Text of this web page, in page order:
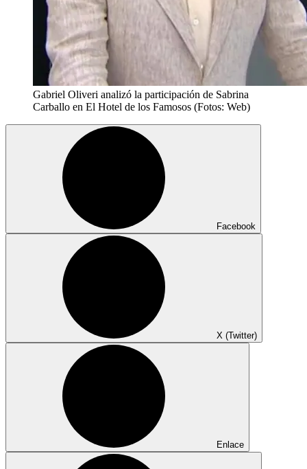
Gabriel Oliveri analizó la participación de Sabrina
Carballo en El Hotel de los Famosos (Fotos: Web)
Facebook
X (Twitter)
Enlace